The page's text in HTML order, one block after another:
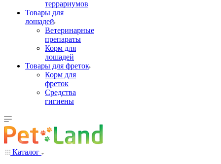
террариумов
Товары для
лошадей
Ветеринарные
препараты
Корм для
лошадей
Товары для фреток
Корм для
фреток
Средства
гигиены
Каталог